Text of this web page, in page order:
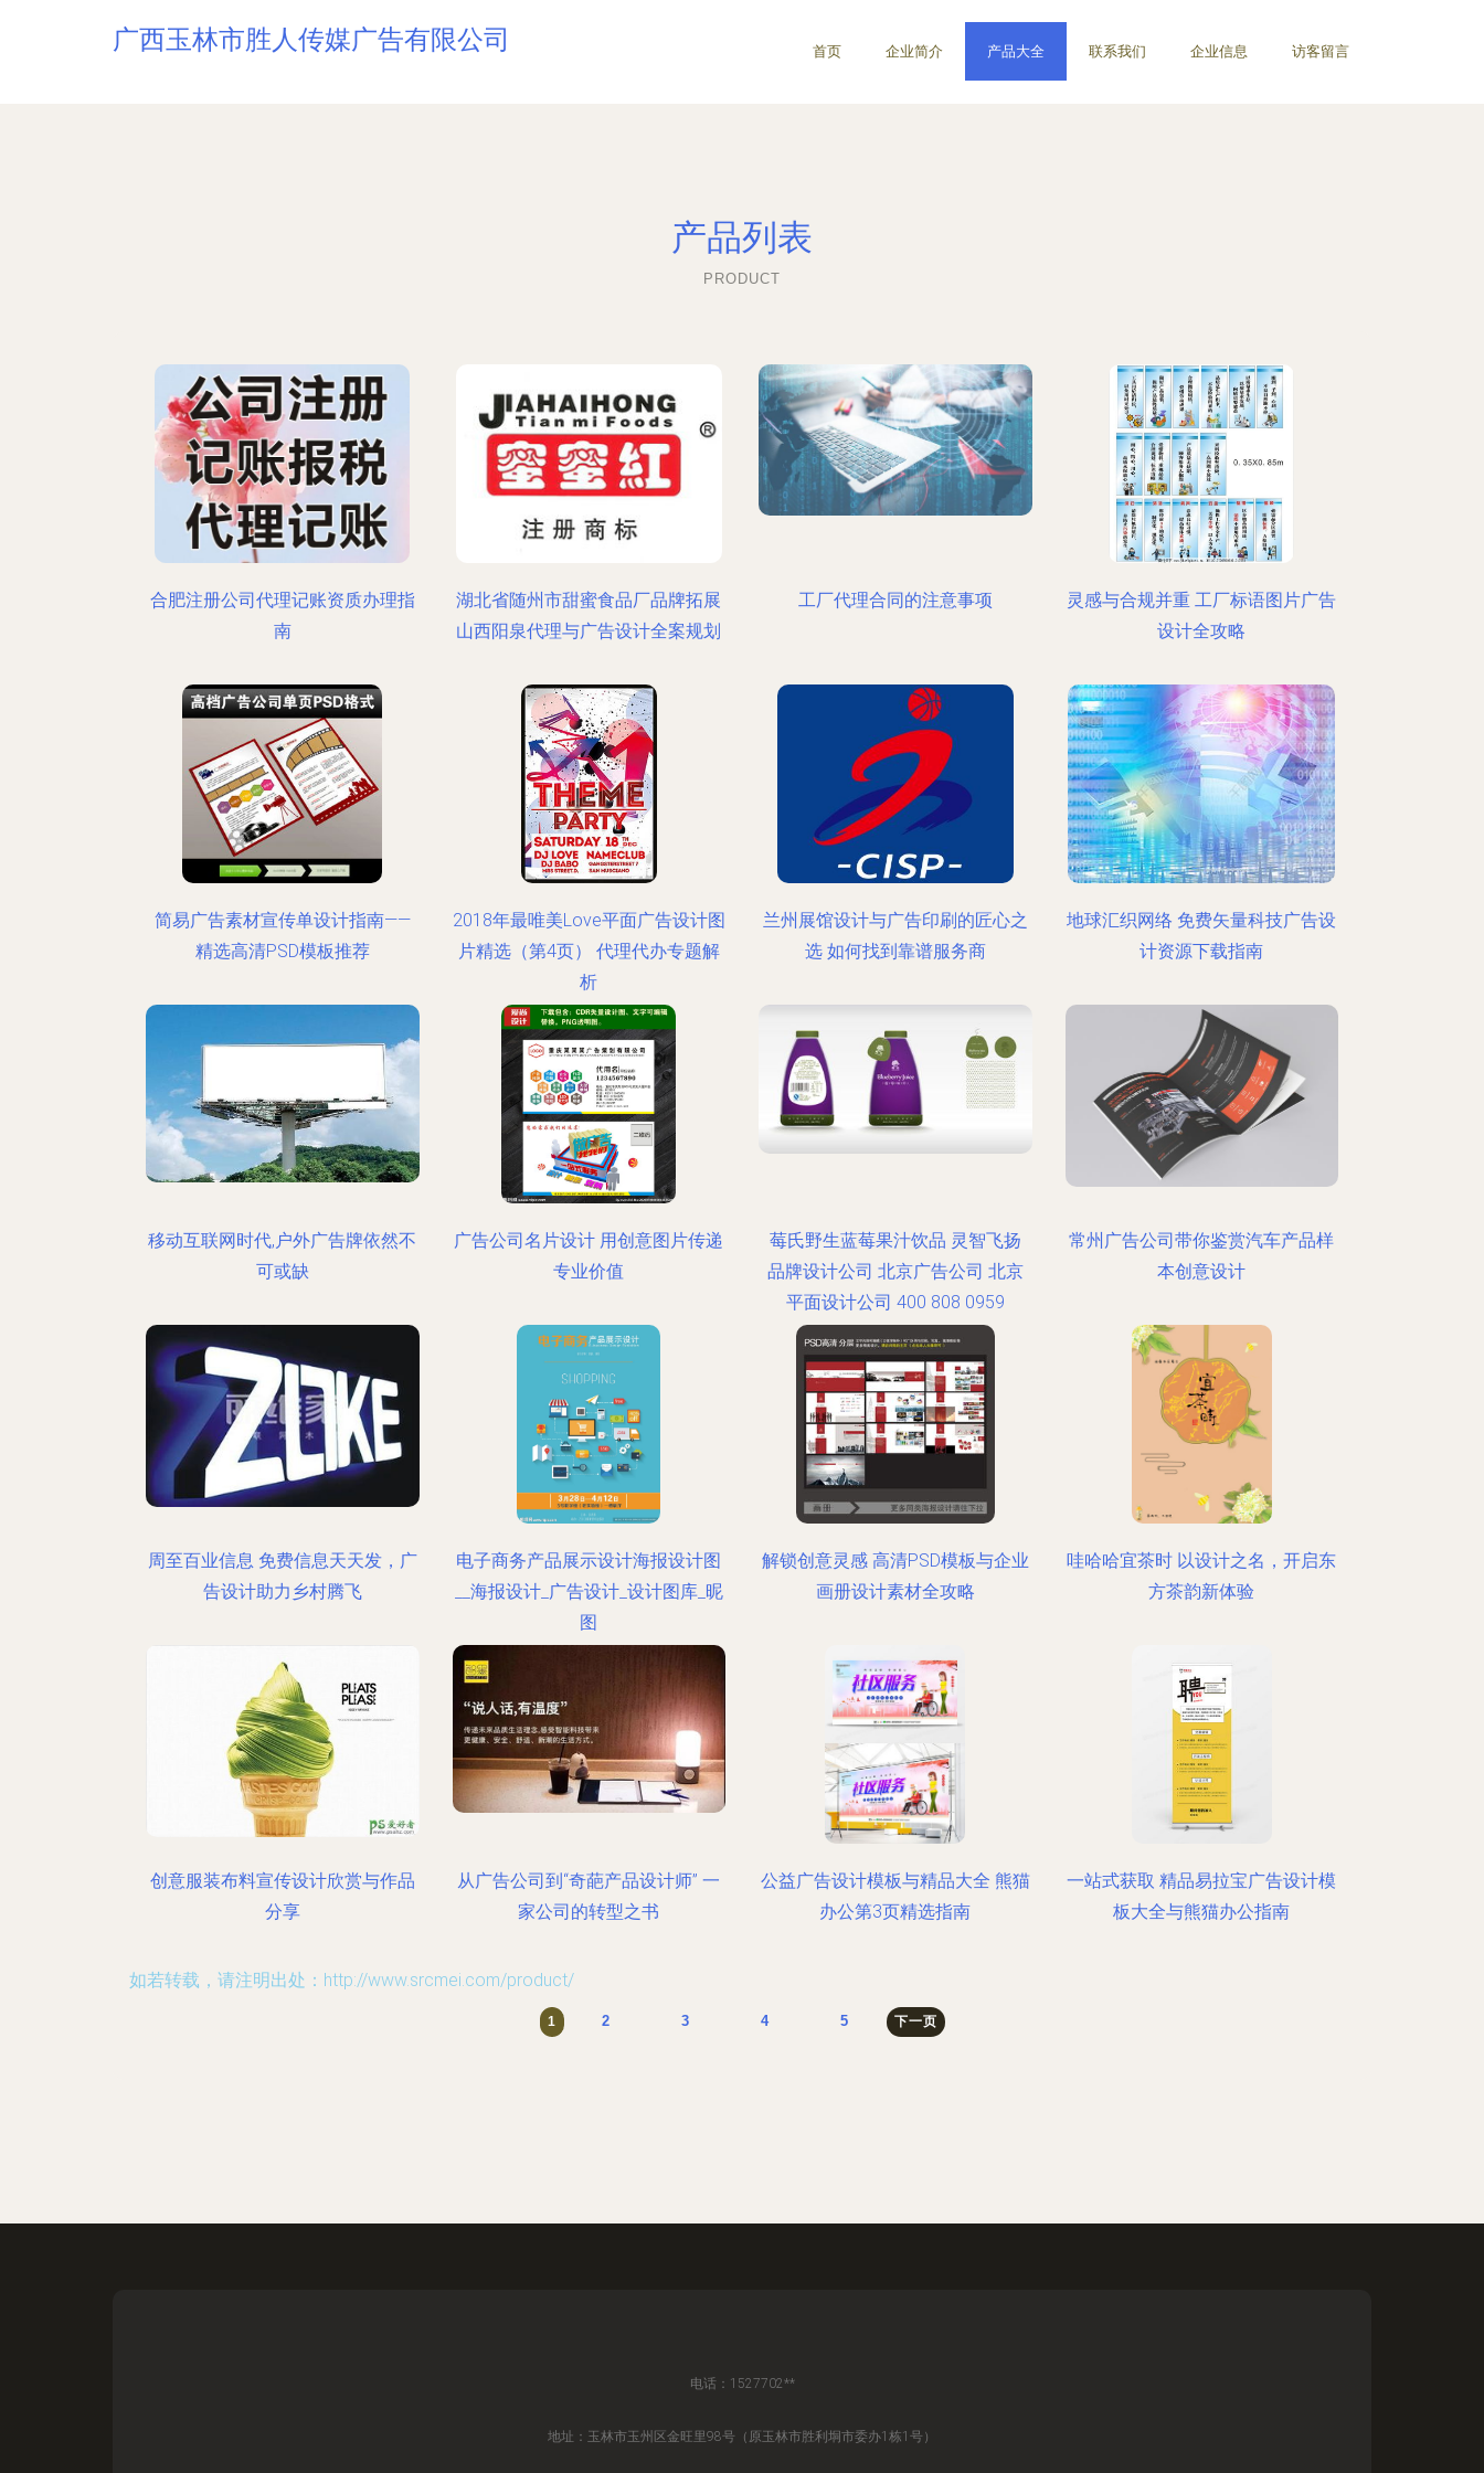
广西玉林市胜人传媒广告有限公司 首页 企业简介 产品大全 联系我们 企业信息 访客留言
产品列表
PRODUCT
合肥注册公司代理记账资质办理指
南
湖北省随州市甜蜜食品厂品牌拓展
山西阳泉代理与广告设计全案规划
工厂代理合同的注意事项
灵感与合规并重 工厂标语图片广告
设计全攻略
简易广告素材宣传单设计指南——
精选高清PSD模板推荐
2018年最唯美Love平面广告设计图
片精选（第4页） 代理代办专题解
析
兰州展馆设计与广告印刷的匠心之
选 如何找到靠谱服务商
地球汇织网络 免费矢量科技广告设
计资源下载指南
移动互联网时代,户外广告牌依然不
可或缺
广告公司名片设计 用创意图片传递
专业价值
莓氏野生蓝莓果汁饮品 灵智飞扬
品牌设计公司 北京广告公司 北京
平面设计公司 400 808 0959
常州广告公司带你鉴赏汽车产品样
本创意设计
周至百业信息 免费信息天天发，广
告设计助力乡村腾飞
电子商务产品展示设计海报设计图
__海报设计_广告设计_设计图库_昵
图
解锁创意灵感 高清PSD模板与企业
画册设计素材全攻略
哇哈哈宜茶时 以设计之名，开启东
方茶韵新体验
创意服装布料宣传设计欣赏与作品
分享
从广告公司到“奇葩产品设计师” 一
家公司的转型之书
公益广告设计模板与精品大全 熊猫
办公第3页精选指南
一站式获取 精品易拉宝广告设计模
板大全与熊猫办公指南
如若转载，请注明出处：http://www.srcmei.com/product/
1 2 3 4 5 下一页
电话：1527702**
地址：玉林市玉州区金旺里98号（原玉林市胜利垌市委办1栋1号）